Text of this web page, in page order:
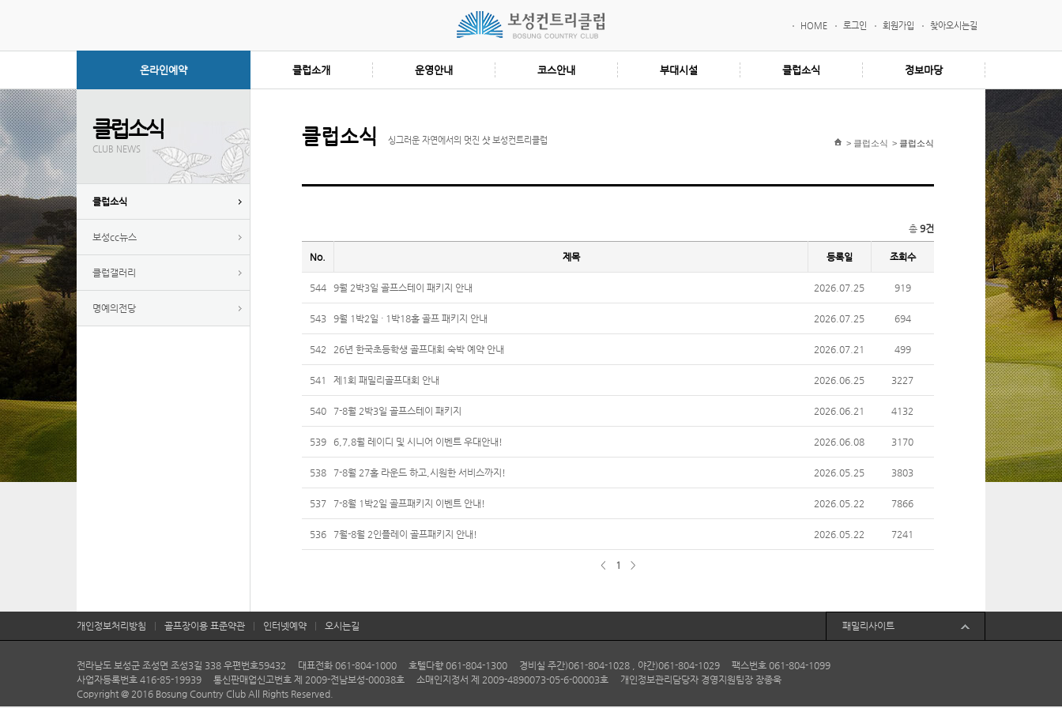
HOME 로그인 회원가입 찾아오시는길
온라인예약 클럽소개 운영안내 코스안내 부대시설 클럽소식 정보마당
클럽소식
CLUB NEWS
클럽소식
보성cc뉴스
클럽갤러리
명예의전당
클럽소식 싱그러운 자연에서의 멋진 샷 보성컨트리클럽 > 클럽소식 > 클럽소식
총 9건
No. 제목 등록일 조회수
544 9월 2박3일 골프스테이 패키지 안내 2026.07.25 919
543 9월 1박2일 · 1박18홀 골프 패키지 안내 2026.07.25 694
542 26년 한국초등학생 골프대회 숙박 예약 안내 2026.07.21 499
541 제1회 패밀리골프대회 안내 2026.06.25 3227
540 7-8월 2박3일 골프스테이 패키지 2026.06.21 4132
539 6,7,8월 레이디 및 시니어 이벤트 우대안내! 2026.06.08 3170
538 7-8월 27홀 라운드 하고,시원한 서비스까지! 2026.05.25 3803
537 7-8월 1박2일 골프패키지 이벤트 안내! 2026.05.22 7866
536 7월-8월 2인플레이 골프패키지 안내! 2026.05.22 7241
< 1 >
개인정보처리방침 골프장이용 표준약관 인터넷예약 오시는길 패밀리사이트
전라남도 보성군 조성면 조성3길 338 우편번호59432 대표전화 061-804-1000 호텔다향 061-804-1300 경비실 주간)061-804-1028 , 야간)061-804-1029 팩스번호 061-804-1099
사업자등록번호 416-85-19939 통신판매업신고번호 제 2009-전남보성-00038호 소매인지정서 제 2009-4890073-05-6-00003호 개인정보관리담당자 경영지원팀장 장종욱
Copyright @ 2016 Bosung Country Club All Rights Reserved.